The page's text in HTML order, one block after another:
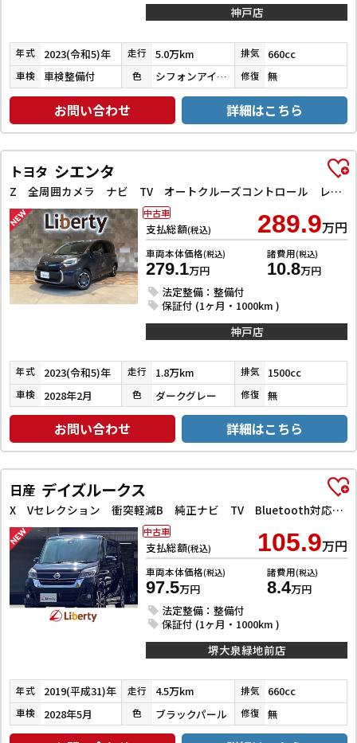
神戸店
年式 2023(令和5)年 走行 5.0万km 排気 660cc
車検 車検整備付 色 シフォンアイボリーメタリック 修復 無
お問い合わせ 詳細はこちら
トヨタ シエンタ
Z 全周囲カメラ ナビ TV オートクルーズコントロール レーンアシスト 衝突被害軽減システム 両側電動スライドドア オートマチックハイビーム オートライト LEDヘッドランプ スマートキー
支払総額(税込) 289.9万円
車両本体価格(税込)
279.1万円
諸費用(税込)
10.8万円
法定整備：整備付
保証付 (1ヶ月・1000km )
中古車
神戸店
年式 2023(令和5)年 走行 1.8万km 排気 1500cc
車検 2028年2月 色 ダークグレー 修復 無
お問い合わせ 詳細はこちら
日産 デイズルークス
X Vセレクション 衝突軽減B 純正ナビ TV Bluetooth対応 アラウンドビューモニター 両側自動ドア 革巻きステアリング HIDヘッドライト フォグライト スマートキー プッシュスタート アイドリングストップ
支払総額(税込) 105.9万円
車両本体価格(税込)
97.5万円
諸費用(税込)
8.4万円
法定整備：整備付
保証付 (1ヶ月・1000km )
中古車
堺大泉緑地前店
年式 2019(平成31)年 走行 4.5万km 排気 660cc
車検 2028年5月 色 ブラックパール 修復 無